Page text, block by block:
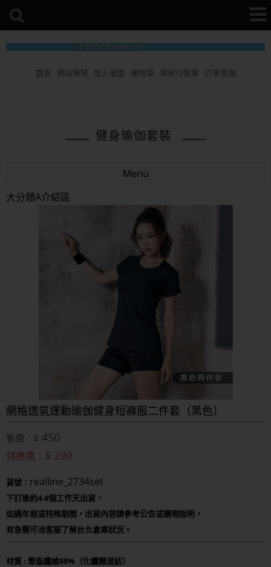
首頁 網站導覽 加入最愛 購物車 填寫付款單 訂單查詢
健身瑜伽套裝
Menu
大分類A介紹區
網格透氣運動瑜伽健身短褲服二件套（黑色）
售價：$ 450
特惠價： $ 290
貨號： realline_2734set
下訂後約4-8個工作天出貨，
如遇年假或特殊期間，出貨內容請參考公告或購物說明，
有急需可洽客服了解台北倉庫狀況。
材質 : 聚脂纖維88%（化纖類混紡）